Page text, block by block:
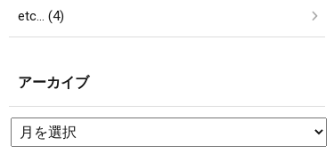
etc… (4)
アーカイブ